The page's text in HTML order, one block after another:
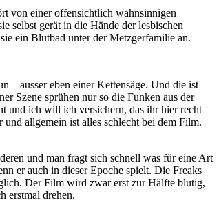
von einer offensichtlich wahnsinnigen
selbst gerät in die Hände der lesbischen
ein Blutbad unter der Metzgerfamilie an.
– ausser eben einer Kettensäge. Und die ist
Szene sprühen nur so die Funken aus der
und ich will ich versichern, das ihr hier recht
allgemein ist alles schlecht bei dem Film.
und man fragt sich schnell was für eine Art
er auch in dieser Epoche spielt. Die Freaks
Der Film wird zwar erst zur Hälfte blutig,
erstmal drehen.